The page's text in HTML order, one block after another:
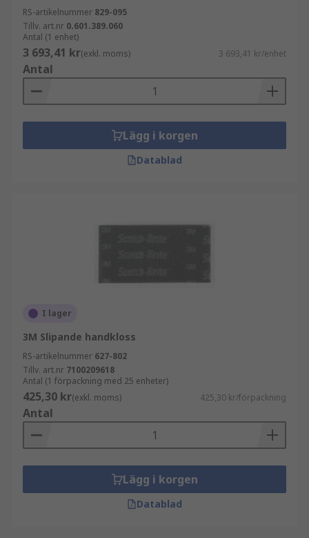
RS-artikelnummer 829-095
Tillv. art.nr 0.601.389.060
Antal (1 enhet)
3 693,41 kr(exkl. moms) 3 693,41 kr/enhet
Antal
Lägg i korgen
Datablad
I lager
3M Slipande handkloss
RS-artikelnummer 627-802
Tillv. art.nr 7100209618
Antal (1 förpackning med 25 enheter)
425,30 kr(exkl. moms) 425,30 kr/förpackning
Antal
Lägg i korgen
Datablad